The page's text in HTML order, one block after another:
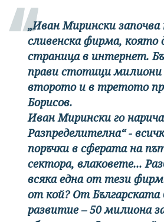
„Иван Мирински започва
сливенска фирма,
страница в интернет.
прави стотици милиони
второто и в третото
Борисов.
Иван Мирински го
Разпределителна“ -
поръчки в сферата на
сектора, влаковете...
всяка една от тези
от кой? От Българската
развитие – 50 милиона